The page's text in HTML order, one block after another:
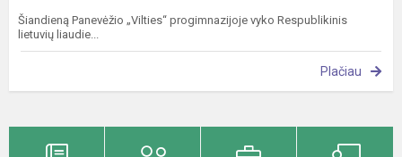
Šiandieną Panevėžio „Vilties“ progimnazijoje vyko Respublikinis
lietuvių liaudie...
Plačiau